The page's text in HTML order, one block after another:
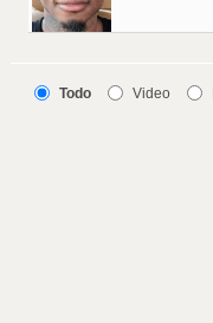
Todo Video